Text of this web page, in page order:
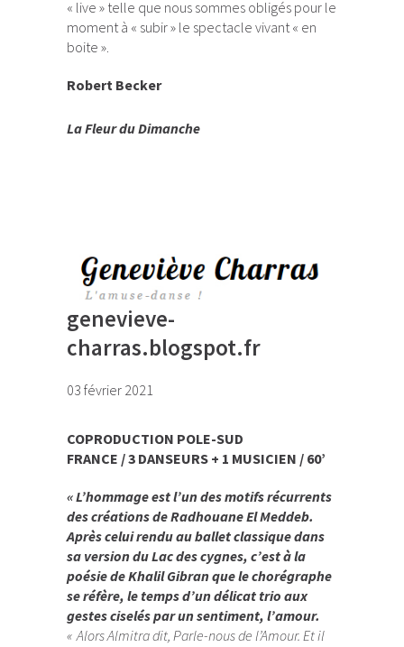
« live » telle que nous sommes obligés pour le
moment à « subir » le spectacle vivant « en
boite ».
Robert Becker
La Fleur du Dimanche
genevieve-
charras.blogspot.fr
03 février 2021
COPRODUCTION POLE-SUD
FRANCE / 3 DANSEURS + 1 MUSICIEN / 60’
« L’hommage est l’un des motifs récurrents
des créations de Radhouane El Meddeb.
Après celui rendu au ballet classique dans
sa version du Lac des cygnes, c’est à la
poésie de Khalil Gibran que le chorégraphe
se réfère, le temps d’un délicat trio aux
gestes ciselés par un sentiment, l’amour.
« Alors Almitra dit, Parle-nous de l’Amour. Et il